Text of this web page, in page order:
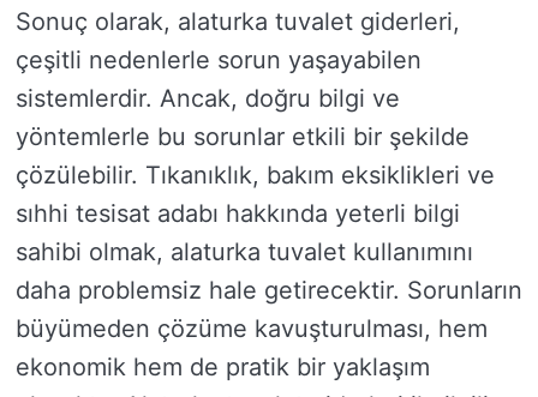
Sonuç olarak, alaturka tuvalet giderleri,
çeşitli nedenlerle sorun yaşayabilen
sistemlerdir. Ancak, doğru bilgi ve
yöntemlerle bu sorunlar etkili bir şekilde
çözülebilir. Tıkanıklık, bakım eksiklikleri ve
sıhhi tesisat adabı hakkında yeterli bilgi
sahibi olmak, alaturka tuvalet kullanımını
daha problemsiz hale getirecektir. Sorunların
büyümeden çözüme kavuşturulması, hem
ekonomik hem de pratik bir yaklaşım